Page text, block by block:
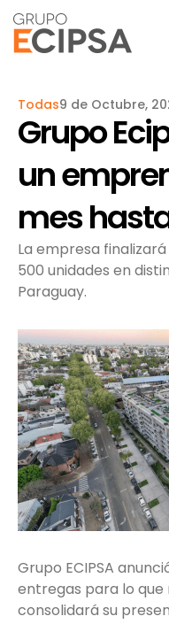
Todas9 de Octubre,
Grupo
un
mes
La empresa
500 unidades en
Paraguay.
Grupo ECIPSA
entregas para lo que
consolidará su